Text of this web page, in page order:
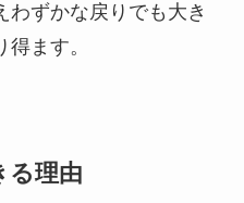
わずかな戻りでも大き
ます。
る理由